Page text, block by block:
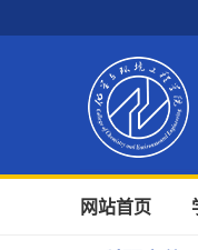
网站首页